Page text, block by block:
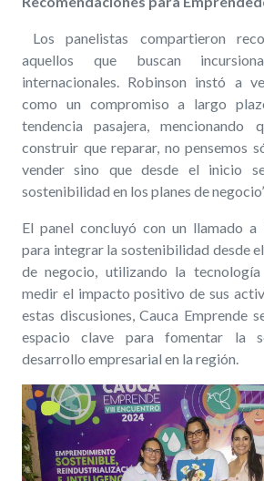
Los panelistas compartieron
aquellos que buscan
internacionales. Robinson instó a
como un compromiso a largo
tendencia pasajera, mencionando
construir que reparar, no pensemos
vender sino que desde el inicio
sostenibilidad en los planes de
El panel concluyó con un llamado a
para integrar la sostenibilidad desde
de negocio, utilizando la
medir el impacto positivo de sus
estas discusiones, Cauca Emprende
espacio clave para fomentar la
desarrollo empresarial en la región.